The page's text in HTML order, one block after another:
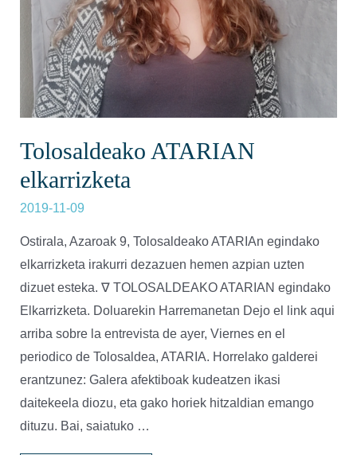
Tolosaldeako ATARIAN
elkarrizketa
2019-11-09
Ostirala, Azaroak 9, Tolosaldeako ATARIAn egindako
elkarrizketa irakurri dezazuen hemen azpian uzten
dizuet esteka. ∇ TOLOSALDEAKO ATARIAN egindako
Elkarrizketa. Doluarekin Harremanetan Dejo el link aqui
arriba sobre la entrevista de ayer, Viernes en el
periodico de Tolosaldea, ATARIA. Horrelako galderei
erantzunez: Galera afektiboak kudeatzen ikasi
daitekeela diozu, eta gako horiek hitzaldian emango
dituzu. Bai, saiatuko …